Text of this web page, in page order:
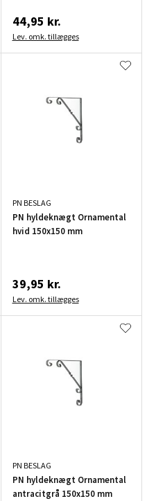
44,95 kr.
Lev. omk. tillægges
PN BESLAG
PN hyldeknægt Ornamental
hvid 150x150 mm
39,95 kr.
Lev. omk. tillægges
PN BESLAG
PN hyldeknægt Ornamental
antracitgrå 150x150 mm